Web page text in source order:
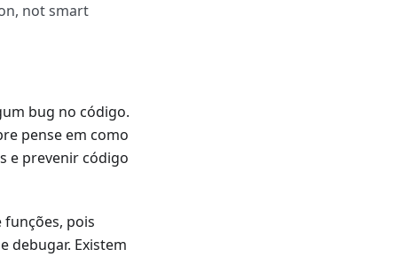
not smart
bug no código.
pense em como
e prevenir código
pois
debugar. Existem